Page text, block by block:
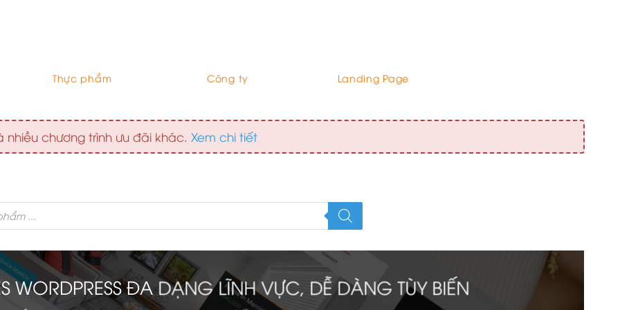
Thực phẩm Công ty Landing Page
nhiều chương trình ưu đãi khác. Xem chi tiết
WORDPRESS ĐA DẠNG LĨNH VỰC, DỄ DÀNG TÙY BIẾN